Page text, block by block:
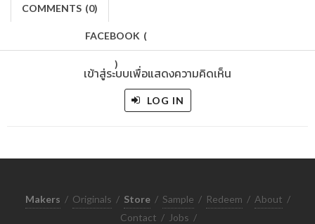
COMMENTS (0)
FACEBOOK (
)
เข้าสู่ระบบเพื่อแสดงความคิดเห็น
LOG IN
Makers / Originals / Store / Sample / Redeem / About /
Contact / Jobs /